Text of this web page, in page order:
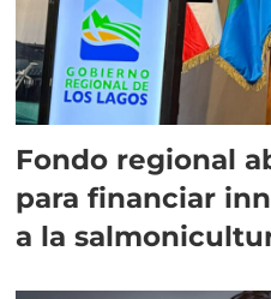
Fondo regional
para financiar
a la